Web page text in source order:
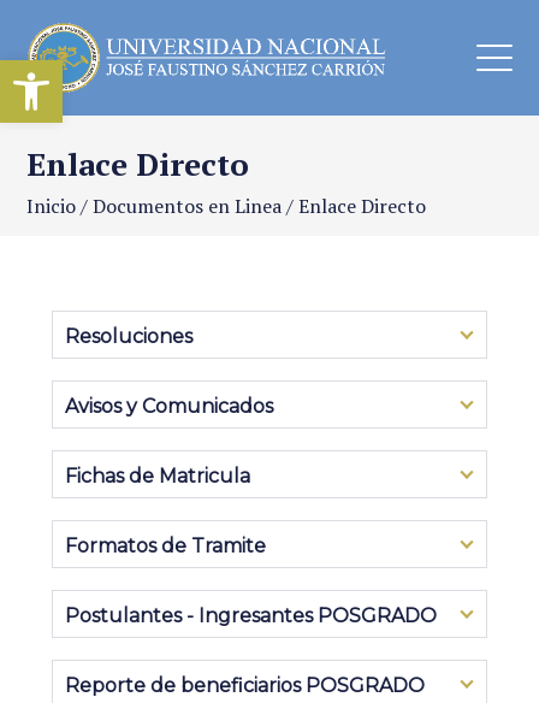
Enlace Directo
Inicio/Documentos en Linea/Enlace Directo
Resoluciones
Avisos y Comunicados
Fichas de Matricula
Formatos de Tramite
Postulantes - Ingresantes POSGRADO
Reporte de beneficiarios POSGRADO
Abrir barra de herramientas